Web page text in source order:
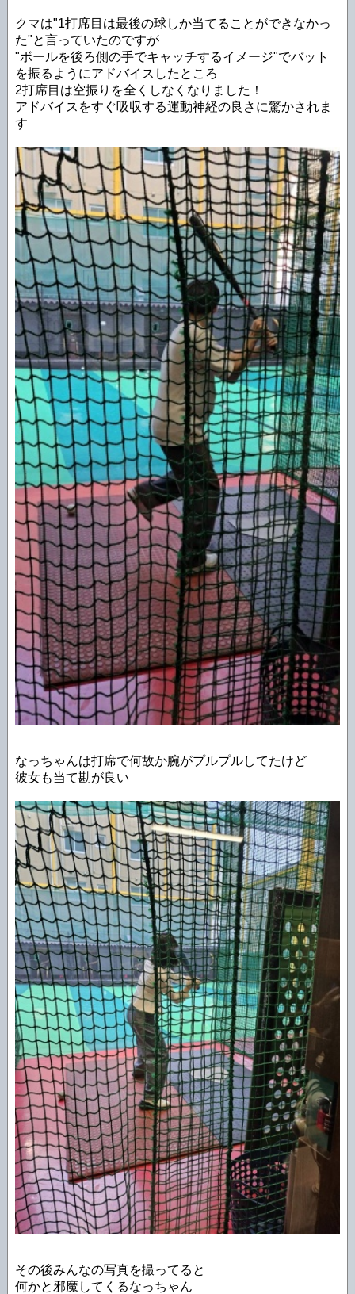
クマは"1打席目は最後の球しか当てることができなかっ
た"と言っていたのですが
"ボールを後ろ側の手でキャッチするイメージ"でバット
を振るようにアドバイスしたところ
2打席目は空振りを全くしなくなりました！
アドバイスをすぐ吸収する運動神経の良さに驚かされま
す
なっちゃんは打席で何故か腕がプルプルしてたけど
彼女も当て勘が良い
その後みんなの写真を撮ってると
何かと邪魔してくるなっちゃん